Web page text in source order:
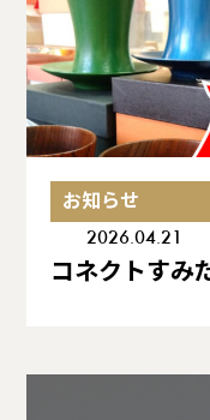
お知らせ
2026.04.21
コネクトすみ